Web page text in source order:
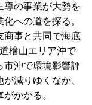
導の事業が大勢を
への道を探る。
商事と共同で海底
檜山エリア沖で
市沖で環境影響評
減りゆくなか、
かかる。